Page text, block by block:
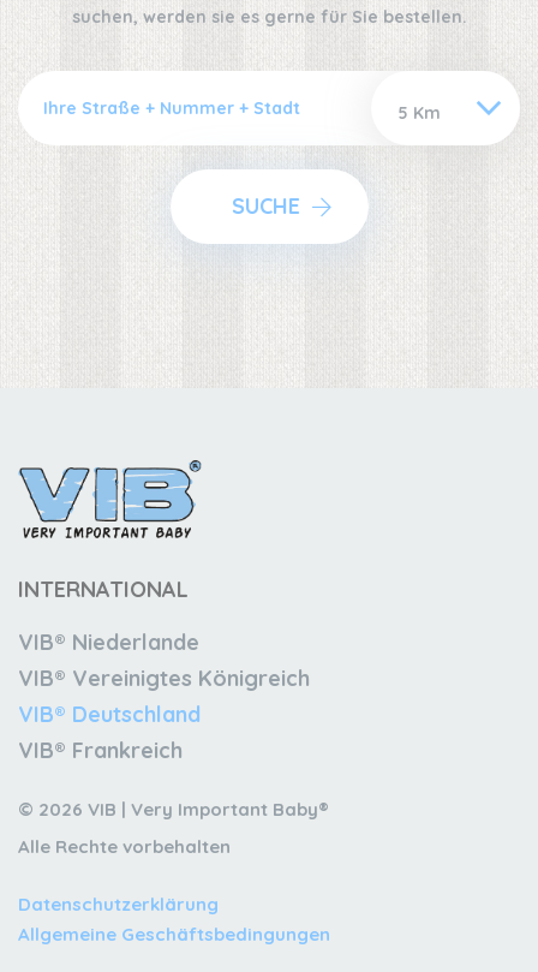
suchen, werden sie es gerne für Sie bestellen.
SUCHE
INTERNATIONAL
VIB® Niederlande
VIB® Vereinigtes Königreich
VIB® Deutschland
VIB® Frankreich
© 2026 VIB | Very Important Baby®
Alle Rechte vorbehalten
Datenschutzerklärung
Allgemeine Geschäftsbedingungen